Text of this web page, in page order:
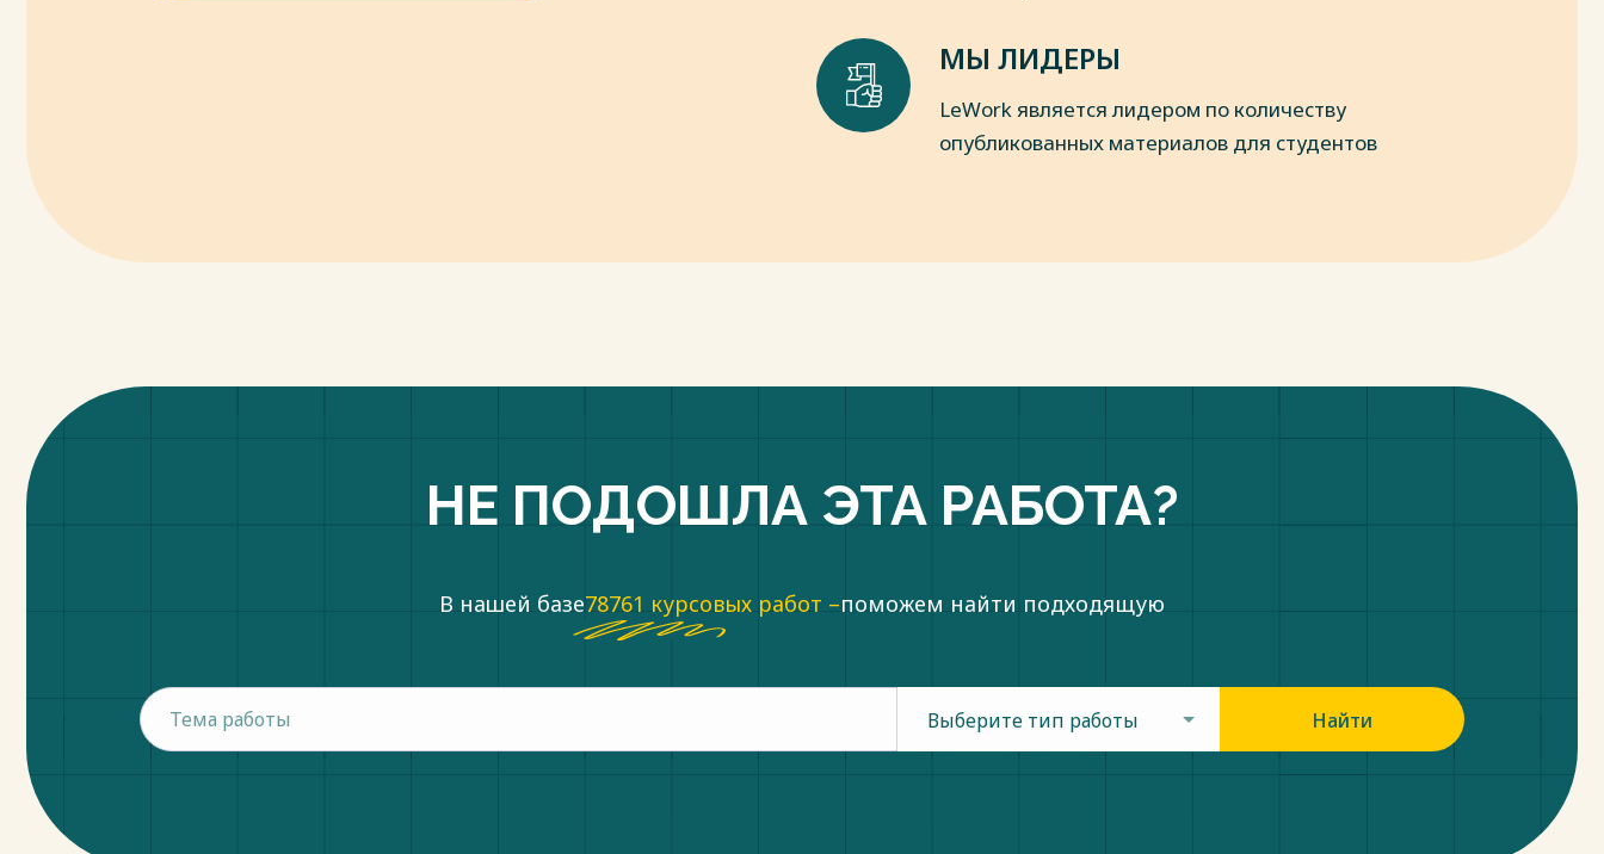
МЫ ЛИДЕРЫ
LeWork является лидером по количеству
опубликованных материалов для студентов
НЕ ПОДОШЛА ЭТА РАБОТА?
В нашей базе78761 курсовых работ –поможем найти подходящую
Выберите тип работы Найти